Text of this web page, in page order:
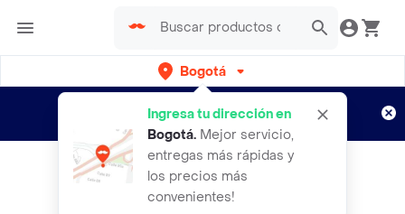
Bogotá
Ingresa tu dirección en
Bogotá. Mejor servicio,
entregas más rápidas y
los precios más
convenientes!
envíos gratis por semanas
Aplican TyC